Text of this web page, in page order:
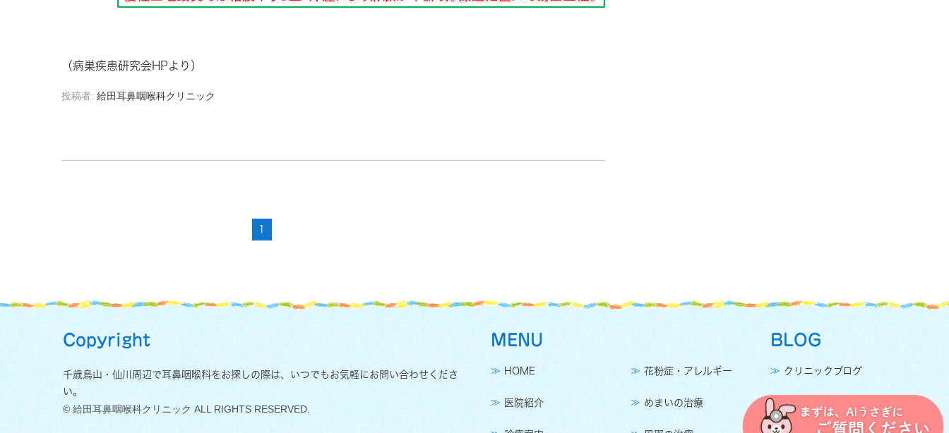
（病巣疾患研究会HPより）
投稿者: 給田耳鼻咽喉科クリニック
Copyright
千歳鳥山・仙川周辺で耳鼻咽喉科をお探しの際は、いつでもお気軽にお問い合わせくださ
い。
© 給田耳鼻咽喉科クリニック ALL RIGHTS RESERVED.
MENU
HOME
医院紹介
花粉症・アレルギー
めまいの治療
BLOG
クリニックブログ